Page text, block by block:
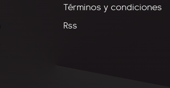
Términos y condiciones
Rss